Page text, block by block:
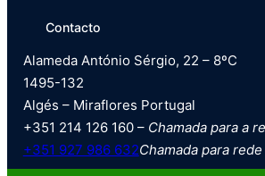
Contacto
Alameda António Sérgio, 22 – 8ºC
1495-132
Algés – Miraflores Portugal
+351 214 126 160 – Chamada para a
+351 927 986 632Chamada para